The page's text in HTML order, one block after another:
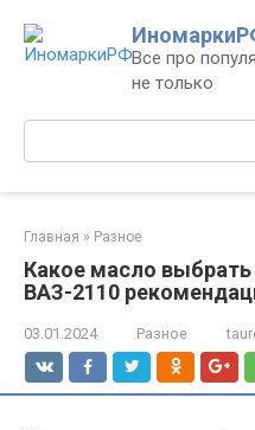
контенту
Все про
не только
Поиск:
Главная » Разное
Какое масло
ВАЗ-2110
03.01.2024 Разное